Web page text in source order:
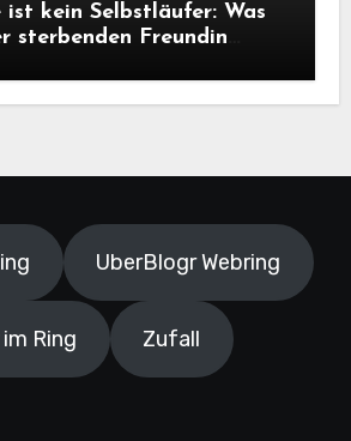
ist kein Selbstläufer: Was
sterbenden Freundin
UberBlogr Webring
Ring Zufall